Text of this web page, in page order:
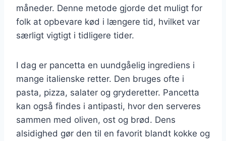
måneder. Denne metode gjorde det muligt for
folk at opbevare kød i længere tid, hvilket var
særligt vigtigt i tidligere tider.
I dag er pancetta en uundgåelig ingrediens i
mange italienske retter. Den bruges ofte i
pasta, pizza, salater og gryderetter. Pancetta
kan også findes i antipasti, hvor den serveres
sammen med oliven, ost og brød. Dens
alsidighed gør den til en favorit blandt kokke og